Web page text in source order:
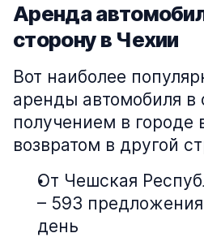
Аренда
сторону в Чехии
Вот наиболее
аренды автомобиля в
получением в городе
возвратом в другой
От Чешская
– 593
день